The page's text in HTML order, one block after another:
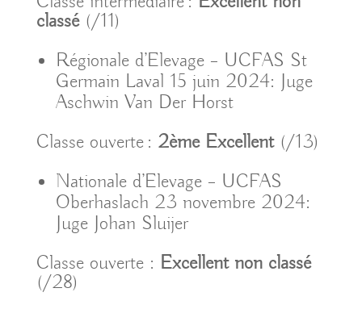
classé(/11)
Régionale d’Elevage – UCFAS St
Germain Laval 15 juin 2024: Juge
Aschwin Van Der Horst
Classe ouverte : 2ème Excellent(/13)
Nationale d’Elevage – UCFAS
Oberhaslach 23 novembre 2024:
Juge Johan Sluijer
Classe ouverte : Excellent non classé
(/28)